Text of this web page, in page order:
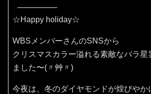
☆Happy holiday☆
WBSメンバーさんのSNSから
クリスマスカラー溢れる素敵なバラ星
ました〜(〃艸〃)
今夜は、冬のダイヤモンドが煌びやか